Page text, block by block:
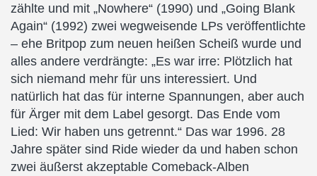
zählte und mit „Nowhere“ (1990) und „Going Blank
Again“ (1992) zwei wegweisende LPs veröffentlichte
– ehe Britpop zum neuen heißen Scheiß wurde und
alles andere verdrängte: „Es war irre: Plötzlich hat
sich niemand mehr für uns interessiert. Und
natürlich hat das für interne Spannungen, aber auch
für Ärger mit dem Label gesorgt. Das Ende vom
Lied: Wir haben uns getrennt.“ Das war 1996. 28
Jahre später sind Ride wieder da und haben schon
zwei äußerst akzeptable Comeback-Alben